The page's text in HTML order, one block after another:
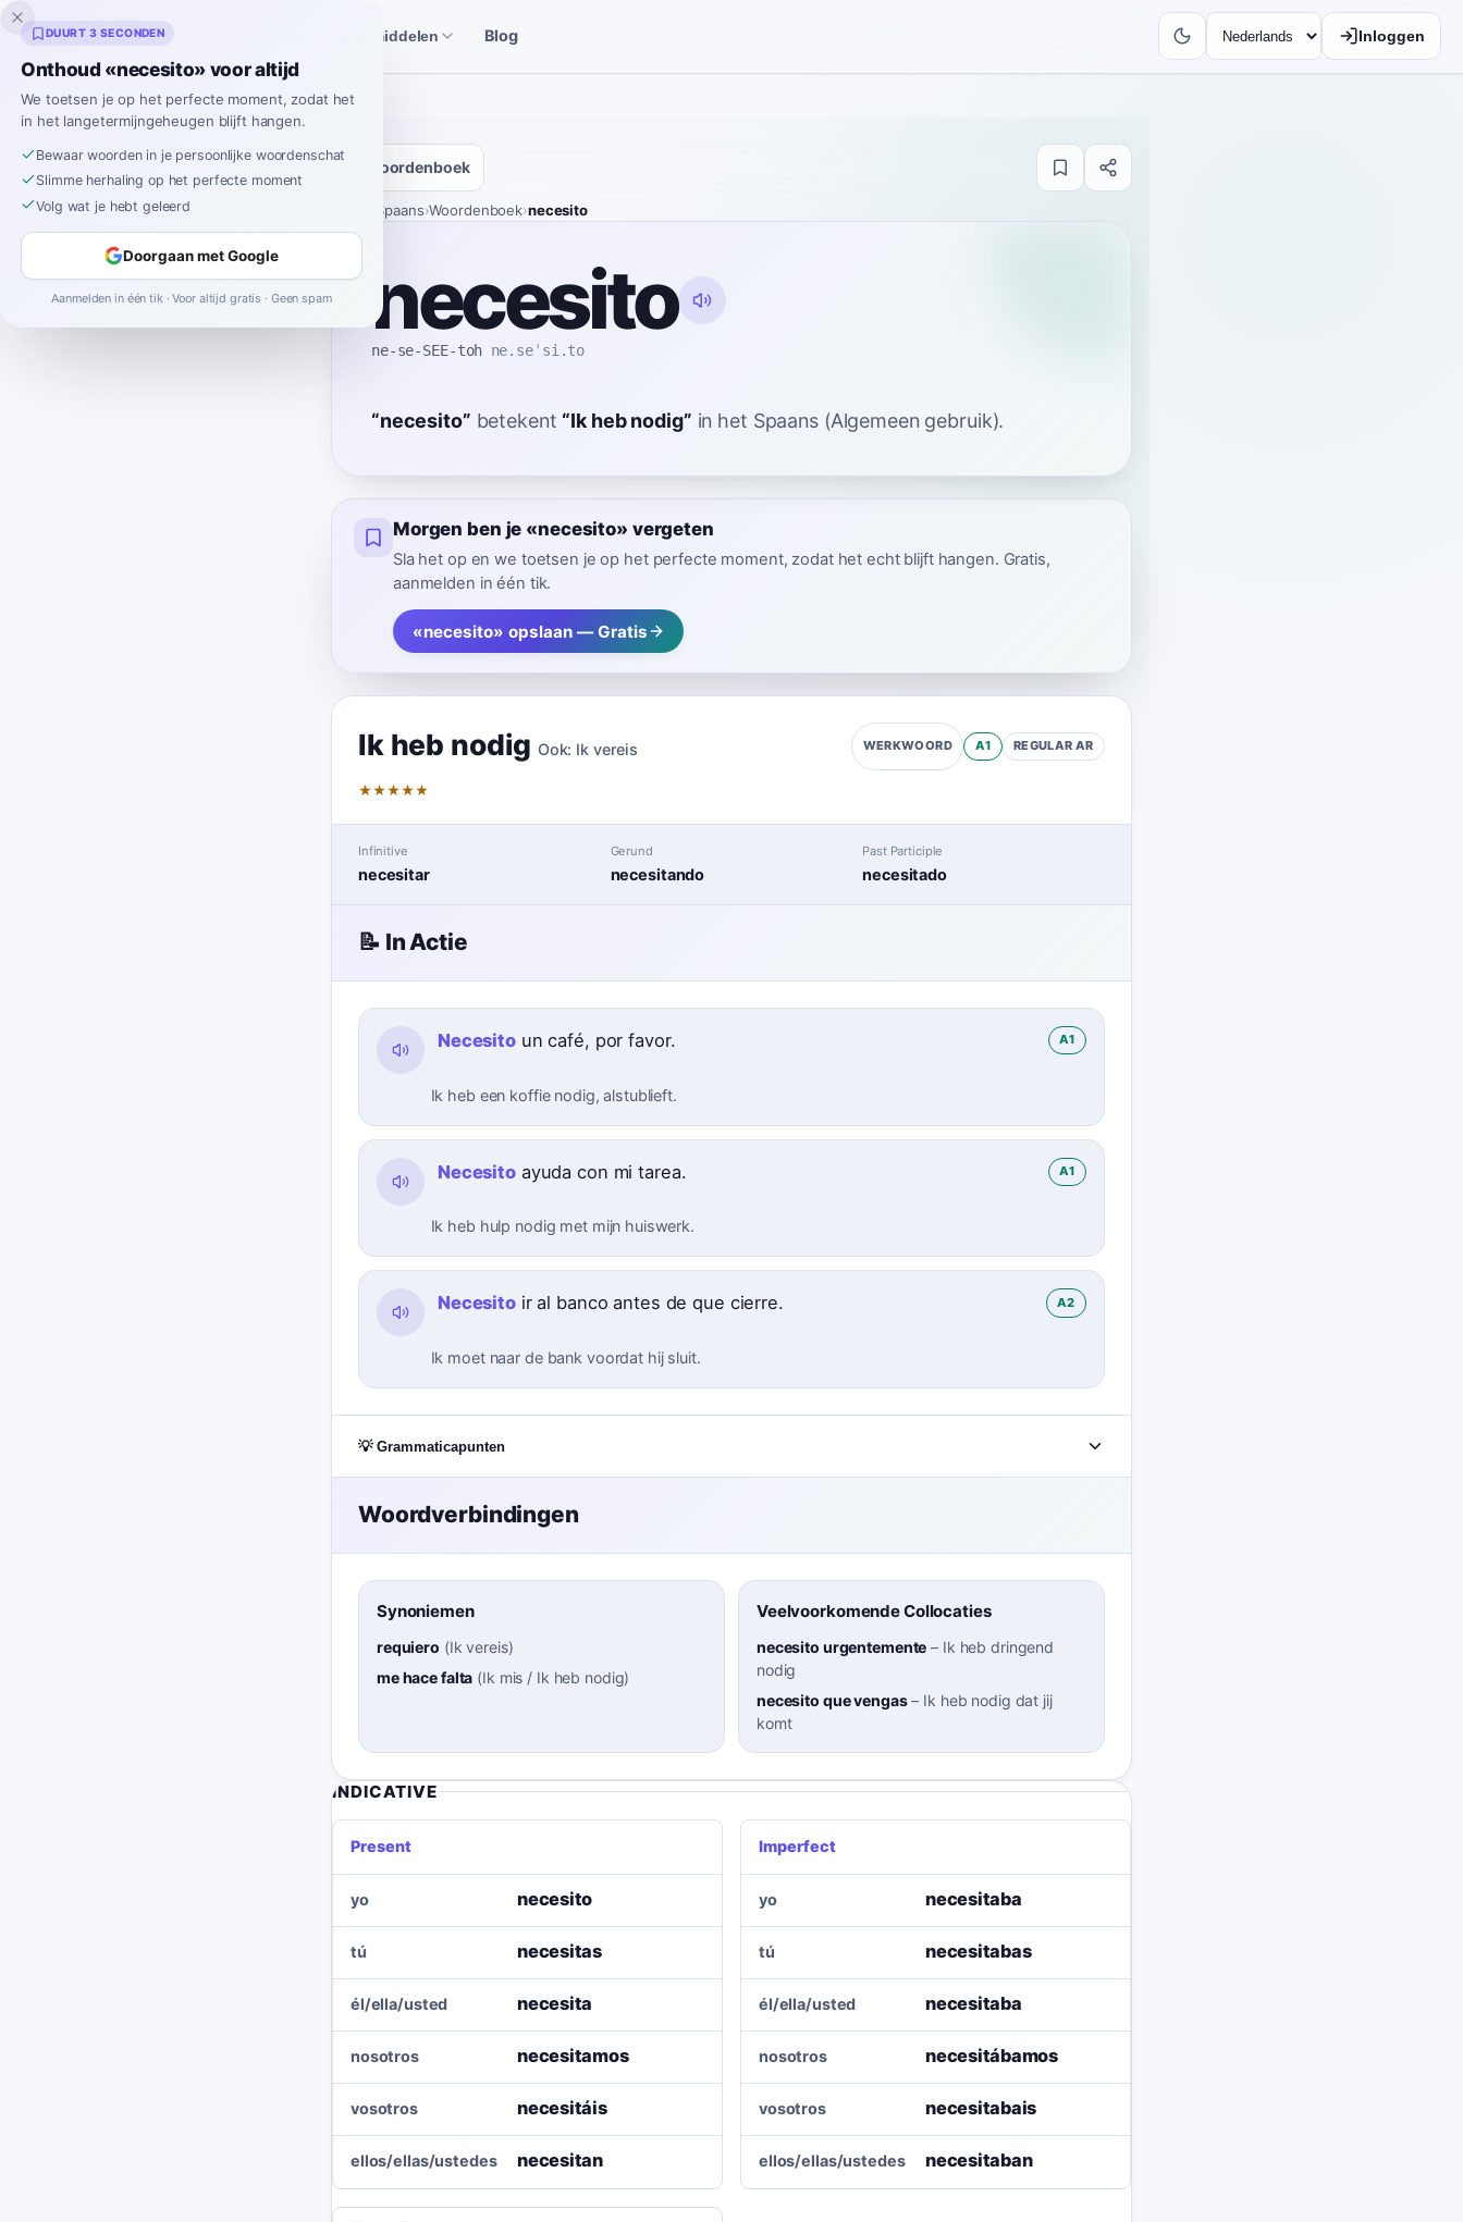
Inklingo Verhalen Spaanse hulpmiddelen Blog Inloggen
Woordenboek
Spaans›Woordenboek›necesito
necesito
ne-se-SEE-toh ne.seˈsi.to
“necesito” betekent “Ik heb nodig” in het Spaans(Algemeen gebruik).
Morgen ben je «necesito» vergeten
Sla het op en we toetsen je op het perfecte moment, zodat het echt blijft hangen. Gratis,
aanmelden in één tik.
«necesito» opslaan — Gratis
Ik heb nodig Ook: Ik vereis WERKWOORD A1 REGULAR AR
★★★★★
Infinitive
necesitar
Gerund
necesitando
Past Participle
necesitado
📝 In Actie
Necesitoun café, por favor. A1
Ik heb een koffie nodig, alstublieft.
Necesitoayuda con mi tarea. A1
Ik heb hulp nodig met mijn huiswerk.
Necesitoir al banco antes de que cierre. A2
Ik moet naar de bank voordat hij sluit.
💡 Grammaticapunten
Woordverbindingen
Synoniemen
requiero (Ik vereis)
me hace falta (Ik mis / Ik heb nodig)
Veelvoorkomende Collocaties
necesito urgentemente – Ik heb dringend
nodig
necesito que vengas– Ik heb nodig dat jij
komt
INDICATIVE
Present
yo necesito
tú necesitas
él/ella/usted necesita
nosotros necesitamos
vosotros necesitáis
ellos/ellas/ustedes necesitan
Imperfect
yo necesitaba
tú necesitabas
él/ella/usted necesitaba
nosotros necesitábamos
vosotros necesitabais
ellos/ellas/ustedes necesitaban
DUURT 3 SECONDEN
Onthoud «necesito» voor altijd
We toetsen je op het perfecte moment, zodat het
in het langetermijngeheugen blijft hangen.
Bewaar woorden in je persoonlijke woordenschat
Slimme herhaling op het perfecte moment
Volg wat je hebt geleerd
Doorgaan met Google
Aanmelden in één tik · Voor altijd gratis · Geen spam